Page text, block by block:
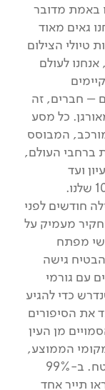
באמת מדובר
גאים מאוד
טיולי הצילום
לעולם
– חברים, זה
כל מסע
המבוסס
ברחבי העולם,
ועד
שהקבוצה נוחתת בארץ היא 100% שלנו.
חודשים לפני
מעמיק על
מפתח
גישה
עם גורמי
כדי להגיע
את הסיפורים
מן העין
הממוצע,
אך נוכחים תמיד מתחת לפני השטח. ב-99%
תייר אחד